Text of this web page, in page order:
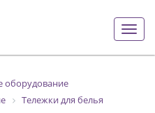
оборудование
Тележки для белья